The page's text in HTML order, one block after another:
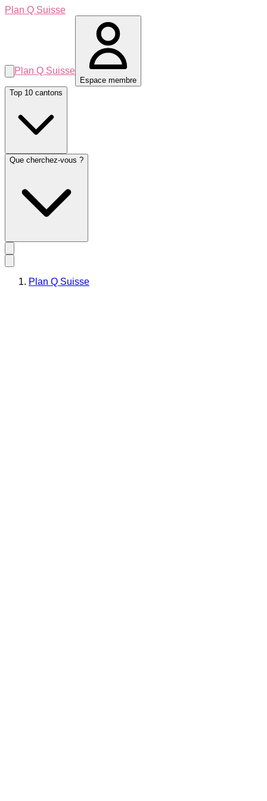
Plan Q Suisse
Plan Q Suisse
Espace membre
Top 10 cantons
Que cherchez-vous ?
Plan Q Suisse